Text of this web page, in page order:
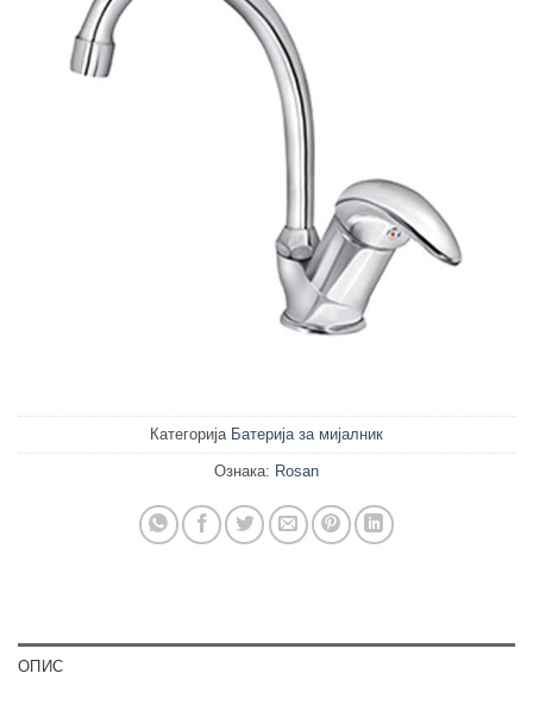
Категорија Батерија за мијалник
Ознака: Rosan
ОПИС